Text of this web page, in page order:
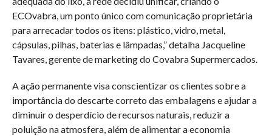
ECOvabra, um ponto único com comunicação proprietária
para arrecadar todos os itens: plástico, vidro, metal,
cápsulas, pilhas, baterias e lâmpadas,” detalha Jacqueline
Tavares, gerente de marketing do Covabra Supermercados.
A ação permanente visa conscientizar os clientes sobre a
importância do descarte correto das embalagens e ajudar a
diminuir o desperdício de recursos naturais, reduzir a
poluição na atmosfera, além de alimentar a economia